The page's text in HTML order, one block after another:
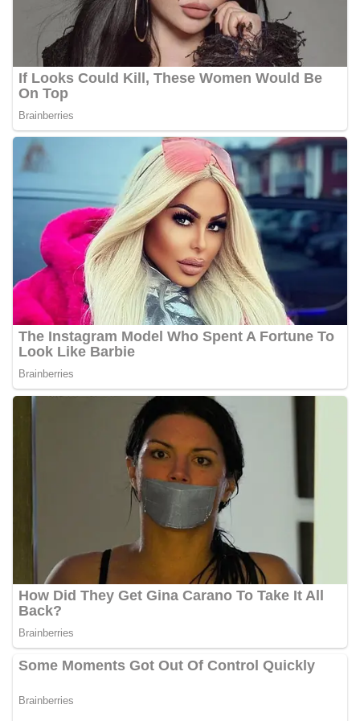
akrab, Bhabinkamtibmas menyapa warga,
menanyakan kondisi keamanan dan kenyamanan
lingkungan tempat tinggal, serta membuka ruang
komunikasi dua arah agar warga dapat
menyampaikan keluhan maupun informasi terkait
situasi kamtibmas di sekitar mereka.‎‎‎Salah satu
sambang ini adalah imbauan kepada warga untuk
memasang bendera Merah Putih secara penuh,
bukan setengah tiang, sebagai bentuk
penghormatan dan rasa cinta tanah air
menjelang perayaan HUT Kemerdekaan RI.
Petugas mengingatkan bahwa pemasangan
bendera dengan benar merupakan salah satu
wujud nyata partisipasi masyarakat dalam
memperingati hari bersejarah bangsa
Indonesia.‎‎”Kami mengimbau kepada seluruh
warga agar mulai mempersiapkan dan memasang
bendera Merah Putih di depan rumah masing-
masing secara penuh. Ini adalah bentuk
penghormatan kita bersama terhadap
perjuangan para pahlawan yang telah merebut
kemerdekaan,” ujar Aiptu Muliyadi Suraukur saat
berdialog dengan warga.‎‎Ia juga menambahkan
agar warga memperhatikan kondisi bendera yang
akan dikibarkan, memastikan bendera dalam
keadaan bersih, tidak sobek, dan layak untuk
dikibarkan sebagai simbol kehormatan
negara.‎‎‎Selain menyampaikan imbauan terkait
bendera, kegiatan sambang DDS ini juga
dimanfaatkan sebagai sarana deteksi dini (early
warning) guna mengantisipasi potensi gangguan
keamanan dan ketertiban masyarakat
(Kamtibmas) di lingkungan tempat tinggal warga.
Melalui interaksi langsung tersebut,
Bhabinkamtibmas dapat menghimpun informasi
awal terkait situasi sosial, potensi kerawanan,
maupun hal-hal yang dapat mengganggu
perayaan HUT Kemerdekaan RI yang biasanya
diwarnai dengan berbagai kegiatan dan
keramaian warga.‎‎Dengan adanya deteksi dini ini,
diantisipasi sejak awal sehingga situasi di